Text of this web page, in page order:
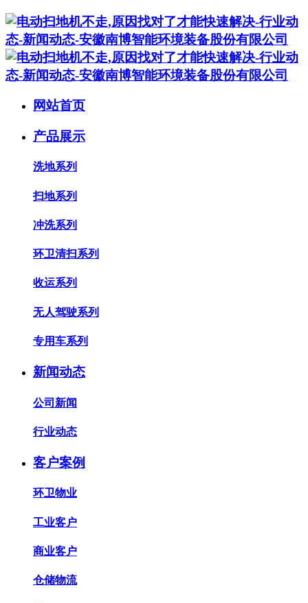
网站首页
产品展示
洗地系列
扫地系列
冲洗系列
环卫清扫系列
收运系列
无人驾驶系列
专用车系列
新闻动态
公司新闻
行业动态
客户案例
环卫物业
工业客户
商业客户
仓储物流